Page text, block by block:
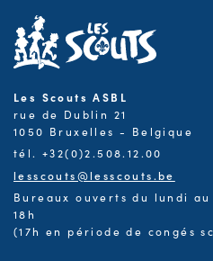
Les Scouts ASBL
rue de Dublin 21
1050 Bruxelles - Belgique
tél. +32(0)2.508.12.00
lesscouts@lesscouts.be
Bureaux ouverts du lundi
18h
(17h en période de congés